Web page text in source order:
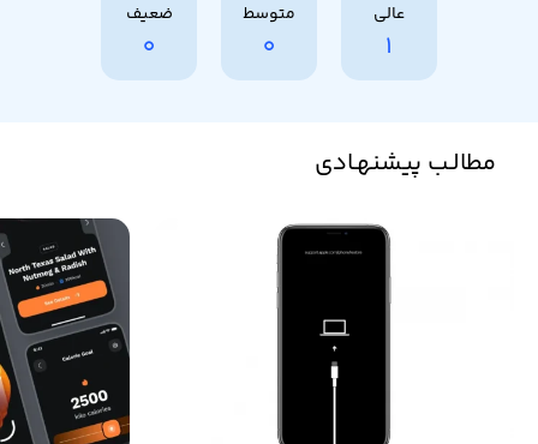
عالی
1
متوسط
0
ضعیف
0
مطالـب پیشنهـادی